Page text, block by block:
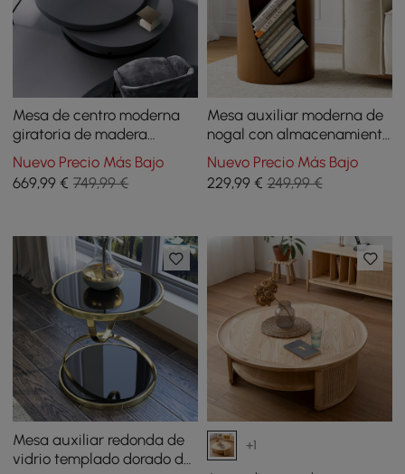
Mesa de centro moderna
giratoria de madera
redonda con
almacenamiento
Nuevo Precio Más Bajo
669,99 € 749,99 €
Mesa auxiliar moderna de
nogal con almacenamiento
abierto
Nuevo Precio Más Bajo
229,99€ 249,99 €
Mesa auxiliar redonda de
vidrio templado dorado de
+1